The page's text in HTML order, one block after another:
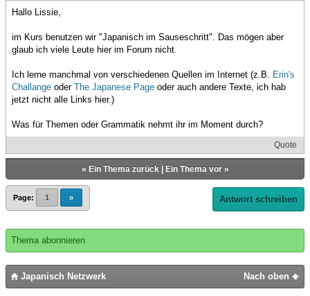
Hallo Lissie,
im Kurs benutzen wir "Japanisch im Sauseschritt". Das mögen aber
glaub ich viele Leute hier im Forum nicht.
Ich lerne manchmal von verschiedenen Quellen im Internet (z.B. Erin's
Challange oder The Japanese Page oder auch andere Texte, ich hab
jetzt nicht alle Links hier.)
Was für Themen oder Grammatik nehmt ihr im Moment durch?
Quote
« Ein Thema zurück| Ein Thema vor»
Page: 1 » Antwort schreiben
Thema abonnieren
Nach oben
Japanisch Netzwerk